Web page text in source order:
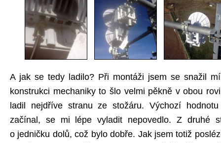
A jak se tedy ladilo? Při montáži jsem se snažil
konstrukci mechaniky to šlo velmi pěkně v obou
ladil nejdříve stranu ze stožáru. Výchozí
začínal, se mi lépe vyladit nepovedlo. Z druhé
o jedničku dolů, což bylo dobře. Jak jsem totiž